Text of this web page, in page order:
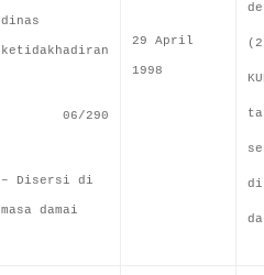
dinas
ketidakhadiran
06/290
– Disersi di
masa damai
29 April
1998